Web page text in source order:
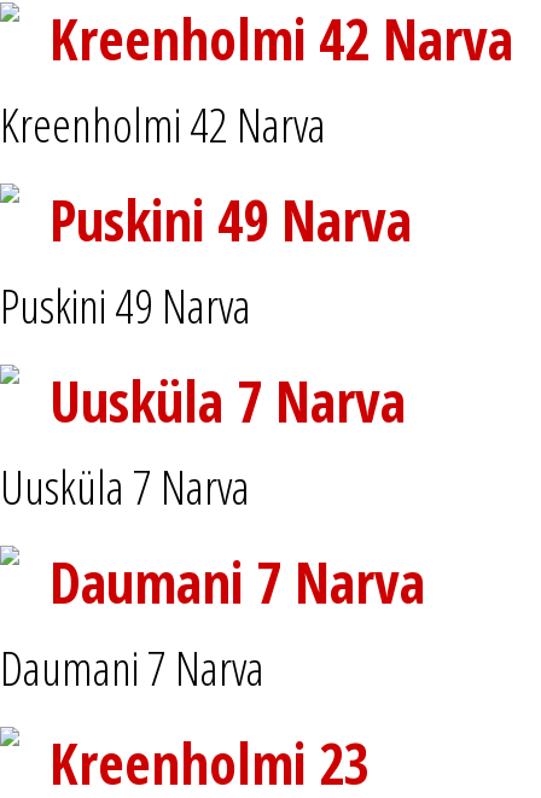
Kreenholmi 42 Narva
Kreenholmi 42 Narva
Puskini 49 Narva
Puskini 49 Narva
Uusküla 7 Narva
Uusküla 7 Narva
Daumani 7 Narva
Daumani 7 Narva
Kreenholmi 23